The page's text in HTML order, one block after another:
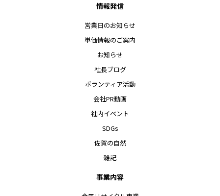
情報発信
営業日のお知らせ
単価情報のご案内
お知らせ
社長ブログ
ボランティア活動
会社PR動画
社内イベント
SDGs
佐賀の自然
雑記
事業内容